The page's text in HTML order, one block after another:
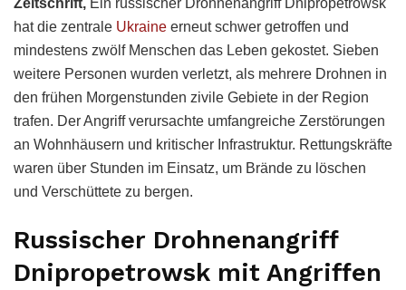
hat die zentrale Ukraine erneut schwer getroffen und
mindestens zwölf Menschen das Leben gekostet. Sieben
weitere Personen wurden verletzt, als mehrere Drohnen in
den frühen Morgenstunden zivile Gebiete in der Region
trafen. Der Angriff verursachte umfangreiche Zerstörungen
an Wohnhäusern und kritischer Infrastruktur. Rettungskräfte
waren über Stunden im Einsatz, um Brände zu löschen
und Verschüttete zu bergen.
Russischer Drohnenangriff
Dnipropetrowsk mit Angriffen